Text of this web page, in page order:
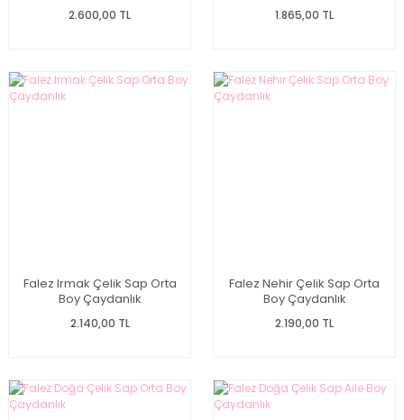
2.600,00 TL 1.865,00 TL
Falez Irmak Çelik Sap Orta
Boy Çaydanlık
2.140,00 TL
Falez Nehir Çelik Sap Orta
Boy Çaydanlık
2.190,00 TL